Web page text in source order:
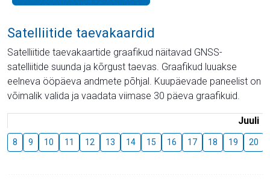
Satelliitide taevakaardid
Satelliitide taevakaartide graafikud näitavad GNSS-
satelliitide suunda ja kõrgust taevas. Graafikud luuakse
eelneva ööpäeva andmete põhjal. Kuupäevade paneelist on
võimalik valida ja vaadata viimase 30 päeva graafikuid.
Juuli
8 9 10 11 12 13 14 15 16 17 18 19 20